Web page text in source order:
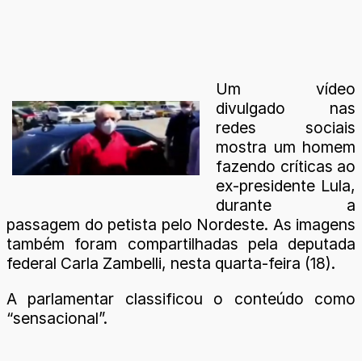
Um vídeo
divulgado nas
redes sociais
mostra um homem
fazendo críticas ao
ex-presidente Lula,
durante a
passagem do petista pelo Nordeste. As imagens
também foram compartilhadas pela deputada
federal Carla Zambelli, nesta quarta-feira (18).
A parlamentar classificou o conteúdo como
“sensacional”.